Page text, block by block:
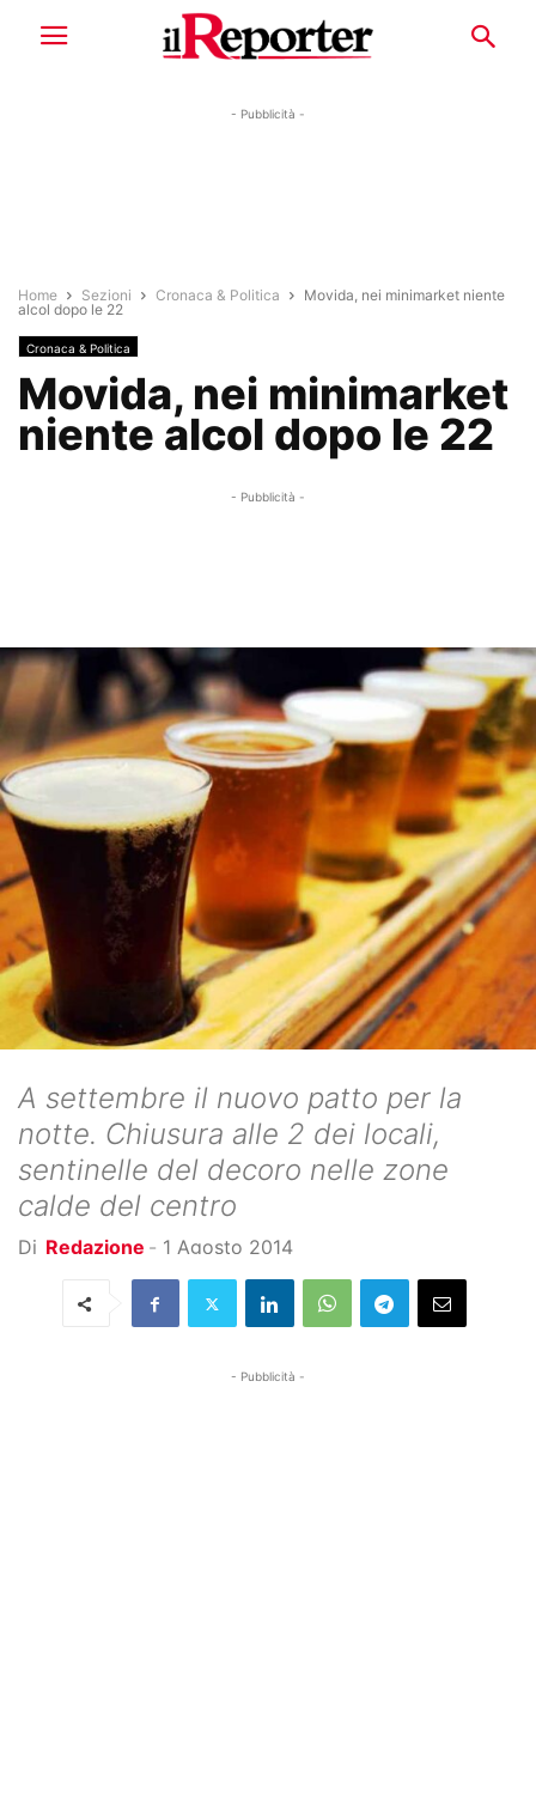
- Pubblicità -
Home Sezioni Cronaca & Politica
Movida, nei minimarket niente
alcol dopo le 22
Cronaca & Politica
Movida, nei minimarket
niente alcol dopo le 22
- Pubblicità -
A settembre il nuovo patto per la
notte. Chiusura alle 2 dei locali,
sentinelle del decoro nelle zone
calde del centro
Di Redazione - 1 Agosto 2014
- Pubblicità -